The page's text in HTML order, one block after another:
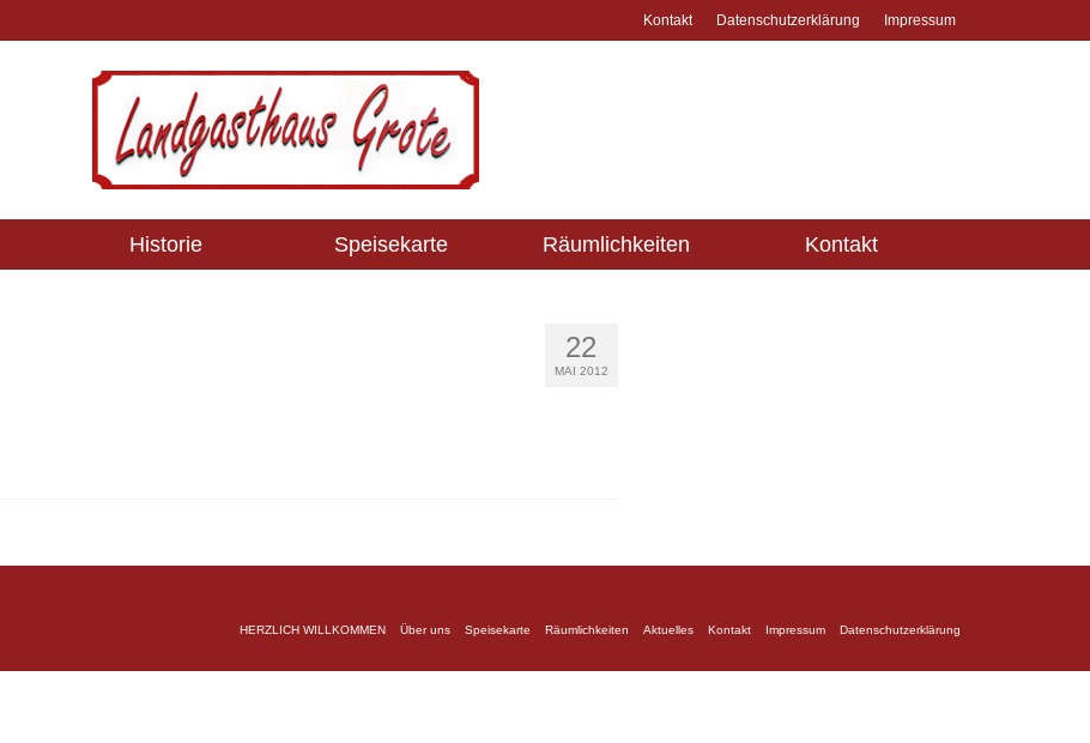
Kontakt Datenschutzerklärung Impressum
Historie Speisekarte Räumlichkeiten Kontakt
22
MAI 2012
HERZLICH WILLKOMMEN Über uns Speisekarte Räumlichkeiten Aktuelles Kontakt Impressum Datenschutzerklärung